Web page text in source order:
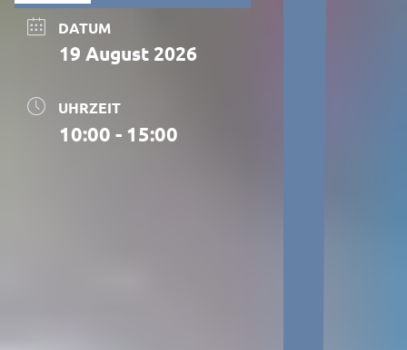
DATUM
19 August 2026
UHRZEIT
10:00 - 15:00